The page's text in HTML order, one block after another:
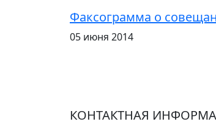
Факсограмма о
05 июня 2014
КОНТАКТНАЯ